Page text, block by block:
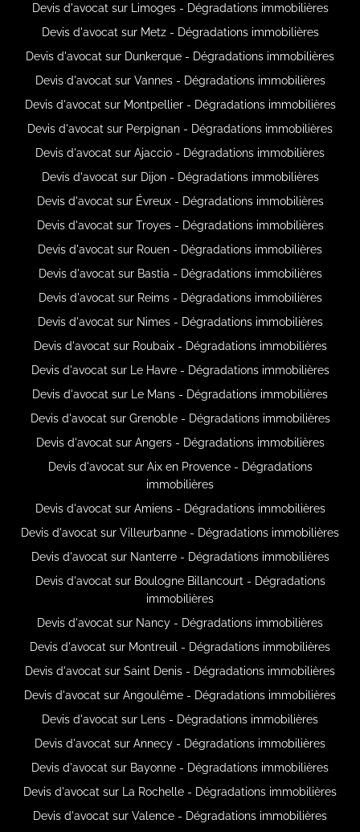
Devis d'avocat sur Limoges - Dégradations immobilières
Devis d'avocat sur Metz - Dégradations immobilières
Devis d'avocat sur Dunkerque - Dégradations immobilières
Devis d'avocat sur Vannes - Dégradations immobilières
Devis d'avocat sur Montpellier - Dégradations immobilières
Devis d'avocat sur Perpignan - Dégradations immobilières
Devis d'avocat sur Ajaccio - Dégradations immobilières
Devis d'avocat sur Dijon - Dégradations immobilières
Devis d'avocat sur Évreux - Dégradations immobilières
Devis d'avocat sur Troyes - Dégradations immobilières
Devis d'avocat sur Rouen - Dégradations immobilières
Devis d'avocat sur Bastia - Dégradations immobilières
Devis d'avocat sur Reims - Dégradations immobilières
Devis d'avocat sur Nimes - Dégradations immobilières
Devis d'avocat sur Roubaix - Dégradations immobilières
Devis d'avocat sur Le Havre - Dégradations immobilières
Devis d'avocat sur Le Mans - Dégradations immobilières
Devis d'avocat sur Grenoble - Dégradations immobilières
Devis d'avocat sur Angers - Dégradations immobilières
Devis d'avocat sur Aix en Provence - Dégradations
immobilières
Devis d'avocat sur Amiens - Dégradations immobilières
Devis d'avocat sur Villeurbanne - Dégradations immobilières
Devis d'avocat sur Nanterre - Dégradations immobilières
Devis d'avocat sur Boulogne Billancourt - Dégradations
immobilières
Devis d'avocat sur Nancy - Dégradations immobilières
Devis d'avocat sur Montreuil - Dégradations immobilières
Devis d'avocat sur Saint Denis - Dégradations immobilières
Devis d'avocat sur Angoulême - Dégradations immobilières
Devis d'avocat sur Lens - Dégradations immobilières
Devis d'avocat sur Annecy - Dégradations immobilières
Devis d'avocat sur Bayonne - Dégradations immobilières
Devis d'avocat sur La Rochelle - Dégradations immobilières
Devis d'avocat sur Valence - Dégradations immobilières